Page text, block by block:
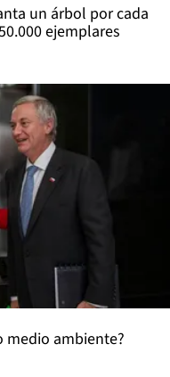
un árbol por cada
ejemplares
medio ambiente?